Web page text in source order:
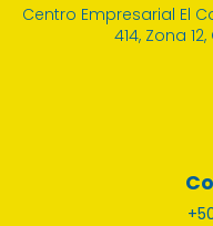
Centro Empresarial El
414, Zona